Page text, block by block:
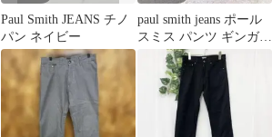
Paul Smith JEANS チノ
パン ネイビー
paul smith jeans ポール
スミス パンツ ギンガム
チェック S